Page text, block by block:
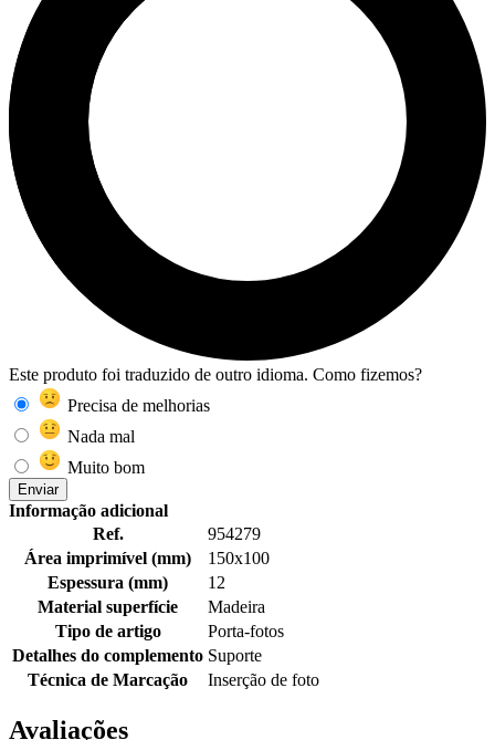
Este produto foi traduzido de outro idioma. Como fizemos?
Precisa de melhorias
Nada mal
Muito bom
Enviar
Informação adicional
Ref.
954279
Área imprimível (mm)
150x100
Espessura (mm)
12
Material superfície
Madeira
Tipo de artigo
Porta-fotos
Detalhes do complemento Suporte
Técnica de Marcação
Inserção de foto
Avaliações